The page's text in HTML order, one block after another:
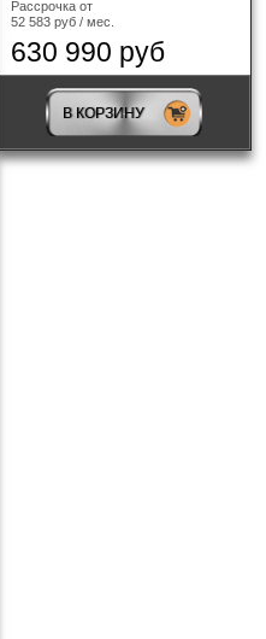
Рассрочка от
52 583 руб / мес.
630 990 руб
В КОРЗИНУ